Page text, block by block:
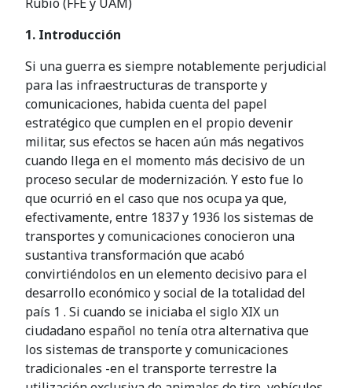
1. Introducción
Si una guerra es siempre notablemente perjudicial
para las infraestructuras de transporte y
comunicaciones, habida cuenta del papel
estratégico que cumplen en el propio devenir
militar, sus efectos se hacen aún más negativos
cuando llega en el momento más decisivo de un
proceso secular de modernización. Y esto fue lo
que ocurrió en el caso que nos ocupa ya que,
efectivamente, entre 1837 y 1936 los sistemas de
transportes y comunicaciones conocieron una
sustantiva transformación que acabó
convirtiéndolos en un elemento decisivo para el
desarrollo económico y social de la totalidad del
país 1 . Si cuando se iniciaba el siglo XIX un
ciudadano español no tenía otra alternativa que
los sistemas de transporte y comunicaciones
tradicionales -en el transporte terrestre la